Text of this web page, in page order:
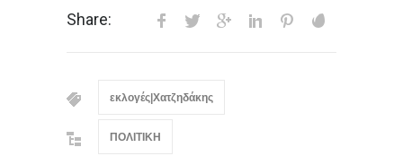
Share:
εκλογές|Χατζηδάκης
ΠΟΛΙΤΙΚΗ